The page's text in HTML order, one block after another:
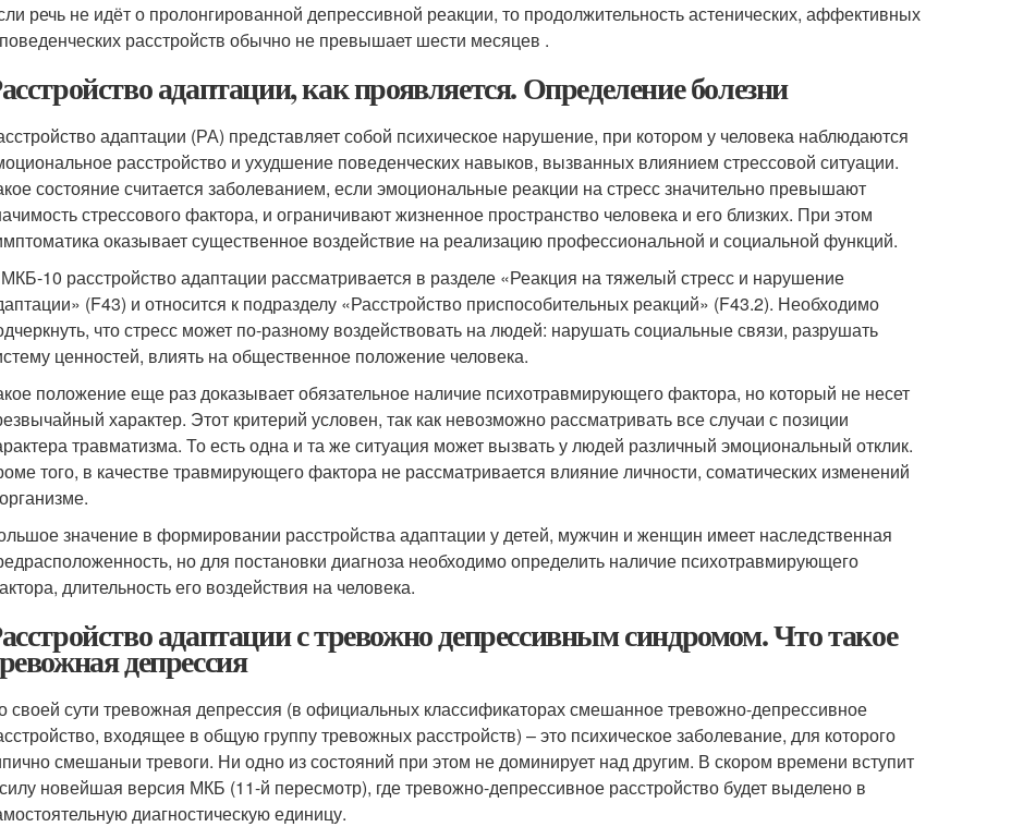
речь не идёт о пролонгированной депрессивной реакции, то продолжительность астенических, аффективных
расстройств обычно не превышает шести месяцев .
адаптации, как проявляется. Определение болезни
адаптации (РА) представляет собой психическое нарушение, при котором у человека наблюдаются
расстройство и ухудшение поведенческих навыков, вызванных влиянием стрессовой ситуации.
состояние считается заболеванием, если эмоциональные реакции на стресс значительно превышают
стрессового фактора, и ограничивают жизненное пространство человека и его близких. При этом
оказывает существенное воздействие на реализацию профессиональной и социальной функций.
10 расстройство адаптации рассматривается в разделе «Реакция на тяжелый стресс и нарушение
(F43) и относится к подразделу «Расстройство приспособительных реакций» (F43.2). Необходимо
что стресс может по-разному воздействовать на людей: нарушать социальные связи, разрушать
ценностей, влиять на общественное положение человека.
положение еще раз доказывает обязательное наличие психотравмирующего фактора, но который не несет
характер. Этот критерий условен, так как невозможно рассматривать все случаи с позиции
травматизма. То есть одна и та же ситуация может вызвать у людей различный эмоциональный отклик.
того, в качестве травмирующего фактора не рассматривается влияние личности, соматических изменений
значение в формировании расстройства адаптации у детей, мужчин и женщин имеет наследственная
но для постановки диагноза необходимо определить наличие психотравмирующего
длительность его воздействия на человека.
адаптации с тревожно депрессивным синдромом. Что такое
депрессия
своей сути тревожная депрессия (в официальных классификаторах смешанное тревожно-депрессивное
входящее в общую группу тревожных расстройств) – это психическое заболевание, для которого
смешаныи тревоги. Ни одно из состояний при этом не доминирует над другим. В скором времени вступит
новейшая версия МКБ (11-й пересмотр), где тревожно-депрессивное расстройство будет выделено в
диагностическую единицу.